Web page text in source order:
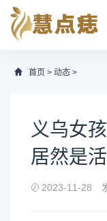
首页 > 动态 >
义乌女
居然是
2023-11-28